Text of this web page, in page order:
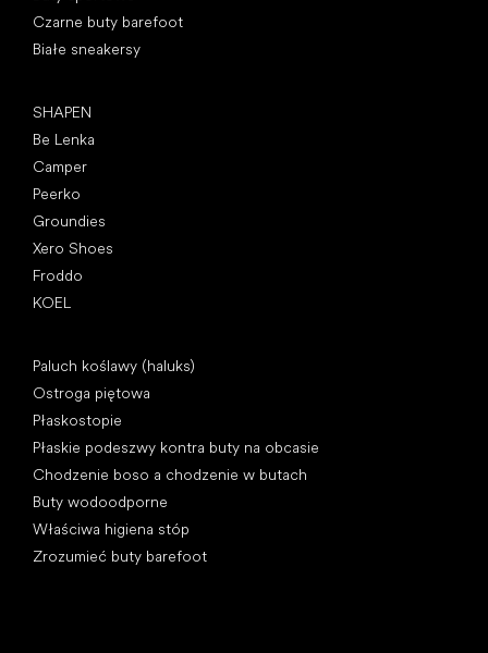
Czarne buty barefoot
Białe sneakersy
SHAPEN
Be Lenka
Camper
Peerko
Groundies
Xero Shoes
Froddo
KOEL
Paluch koślawy (haluks)
Ostroga piętowa
Płaskostopie
Płaskie podeszwy kontra buty na obcasie
Chodzenie boso a chodzenie w butach
Buty wodoodporne
Właściwa higiena stóp
Zrozumieć buty barefoot